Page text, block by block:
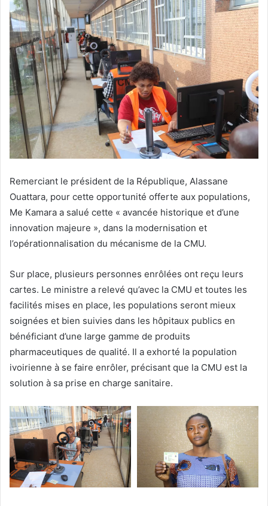
Remerciant le président de la République, Alassane
Ouattara, pour cette opportunité offerte aux populations,
Me Kamara a salué cette « avancée historique et d’une
innovation majeure », dans la modernisation et
l’opérationnalisation du mécanisme de la CMU.
Sur place, plusieurs personnes enrôlées ont reçu leurs
cartes. Le ministre a relevé qu’avec la CMU et toutes les
facilités mises en place, les populations seront mieux
soignées et bien suivies dans les hôpitaux publics en
bénéficiant d’une large gamme de produits
pharmaceutiques de qualité. Il a exhorté la population
ivoirienne à se faire enrôler, précisant que la CMU est la
solution à sa prise en charge sanitaire.